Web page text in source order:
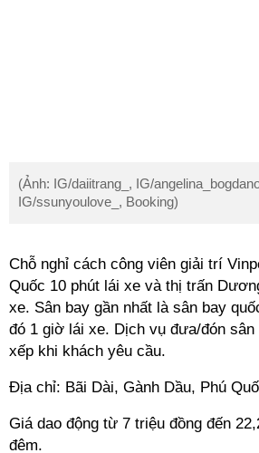
(Ảnh: IG/daiitrang_, IG/
IG/ssunyoulove_, Booking)
Chỗ nghỉ cách công viên giải trí
Quốc 10 phút lái xe và thị trấn
xe. Sân bay gần nhất là sân bay
đó 1 giờ lái xe. Dịch vụ đưa/đón
xếp khi khách yêu cầu.
Địa chỉ: Bãi Dài, Gành Dầu, Phú
Giá dao động từ 7 triệu đồng đến
đêm.